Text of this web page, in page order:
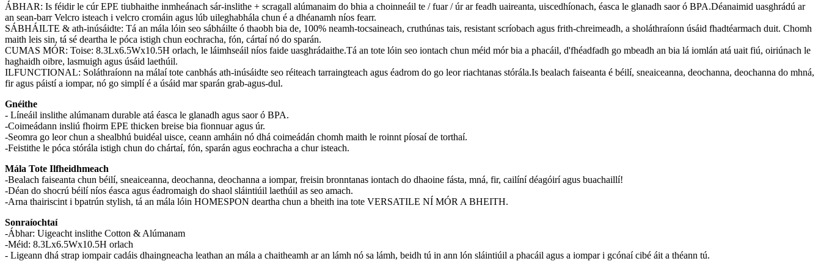
ÁBHAR: Is féidir le cúr EPE tiubhaithe inmheánach sár-inslithe + scragall alúmanaim do bhia a choinneáil te / fuar / úr ar feadh uaireanta, uiscedhíonach, éasca le glanadh saor ó BPA.Déanaimid uasghrádú ar
an sean-barr Velcro isteach i velcro cromáin agus lúb uileghabhála chun é a dhéanamh níos fearr.
SÁBHÁILTE & ath-inúsáidte: Tá an mála lóin seo sábháilte ó thaobh bia de, 100% neamh-tocsaineach, cruthúnas tais, resistant scríobach agus frith-chreimeadh, a sholáthraíonn úsáid fhadtéarmach duit. Chomh
maith leis sin, tá sé deartha le póca istigh chun eochracha, fón, cártaí nó do sparán.
CUMAS MÓR: Toise: 8.3Lx6.5Wx10.5H orlach, le láimhseáil níos faide uasghrádaithe.Tá an tote lóin seo iontach chun méid mór bia a phacáil, d'fhéadfadh go mbeadh an bia lá iomlán atá uait fiú, oiriúnach le
haghaidh oibre, lasmuigh agus úsáid laethúil.
ILFUNCTIONAL: Soláthraíonn na málaí tote canbhás ath-inúsáidte seo réiteach tarraingteach agus éadrom do go leor riachtanas stórála.Is bealach faiseanta é béilí, sneaiceanna, deochanna, deochanna do mhná,
fir agus páistí a iompar, nó go simplí é a úsáid mar sparán grab-agus-dul.
Gnéithe
- Líneáil inslithe alúmanam durable atá éasca le glanadh agus saor ó BPA.
-Coimeádann insliú fhoirm EPE thicken breise bia fionnuar agus úr.
-Seomra go leor chun a shealbhú buidéal uisce, ceann amháin nó dhá coimeádán chomh maith le roinnt píosaí de torthaí.
-Feistithe le póca stórála istigh chun do chártaí, fón, sparán agus eochracha a chur isteach.
Mála Tote Ilfheidhmeach
-Bealach faiseanta chun béilí, sneaiceanna, deochanna, deochanna a iompar, freisin bronntanas iontach do dhaoine fásta, mná, fir, cailíní déagóirí agus buachaillí!
-Déan do shocrú béilí níos éasca agus éadromaigh do shaol sláintiúil laethúil as seo amach.
-Arna thairiscint i bpatrún stylish, tá an mála lóin HOMESPON deartha chun a bheith ina tote VERSATILE NÍ MÓR A BHEITH.
Sonraíochtaí
-Ábhar: Uigeacht inslithe Cotton & Alúmanam
-Méid: 8.3Lx6.5Wx10.5H orlach
- Ligeann dhá strap iompair cadáis dhaingneacha leathan an mála a chaitheamh ar an lámh nó sa lámh, beidh tú in ann lón sláintiúil a phacáil agus a iompar i gcónaí cibé áit a théann tú.